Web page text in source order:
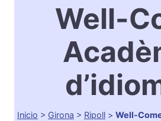
Well-
Inicio > Girona > Ripoll > Well-